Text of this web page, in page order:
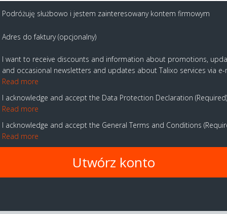
Podróżuję służbowo i jestem zainteresowany kontem firmowym
Adres do faktury (opcjonalny)
I want to receive discounts and information about promotions,
and occasional newsletters and updates about Talixo services via e-
Read more
I acknowledge and accept the Data Protection Declaration Required
Read more
I acknowledge and accept the General Terms and Conditions
Read more